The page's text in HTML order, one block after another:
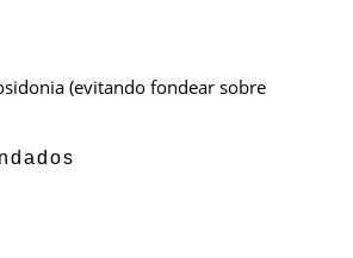
(evitando fondear sobre